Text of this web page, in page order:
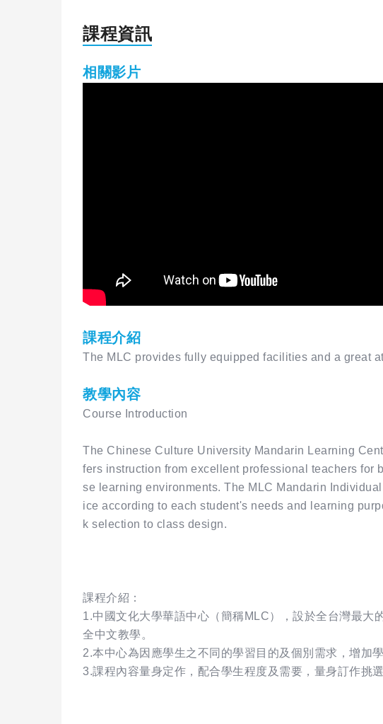
課程資訊
相關影片
課程介紹
The MLC provides fully equipped facilities and a great
教學內容
Course Introduction
The Chinese Culture University Mandarin Learning
fers instruction from excellent professional teachers
se learning environments. The MLC Mandarin
ice according to each student's needs and learning
k selection to class design.
課程介紹：
1.中國文化大學華語中心（簡稱MLC），設於全台灣最大
全中文教學。
2.本中心為因應學生之不同的學習目的及個別需求，增加
3.課程內容量身定作，配合學生程度及需要，量身訂作挑